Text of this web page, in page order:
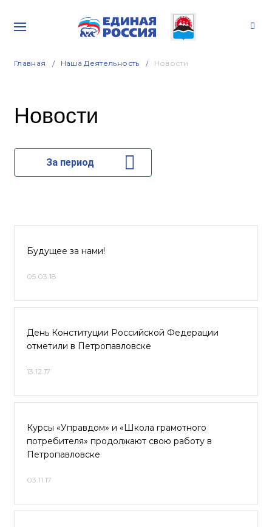
Главная Наша Деятельность Новости
Новости
За период
Будущее за нами!
05.03.18
День Конституции Российской Федерации
отметили в Петропавловске
13.12.17
Курсы «Управдом» и «Школа грамотного
потребителя» продолжают свою работу в
Петропавловске
03.11.17